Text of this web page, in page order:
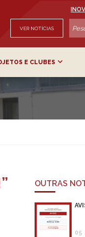
VER NOTÍCIAS
E CLUBES
OUTRAS
05